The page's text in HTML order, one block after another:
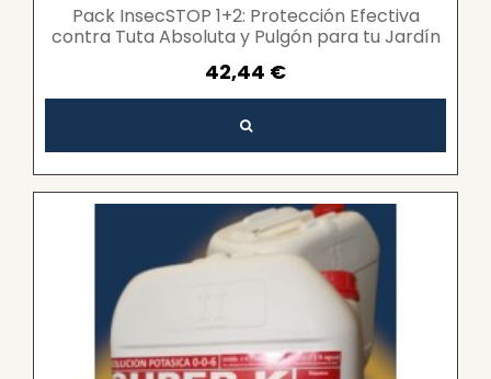
Pack InsecSTOP 1+2: Protección Efectiva
contra Tuta Absoluta y Pulgón para tu Jardín
42,44 €